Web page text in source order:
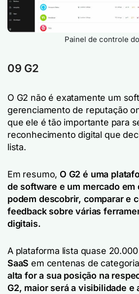
Painel de controle
09 G2
O G2 não é exatamente um
gerenciamento de reputação
que ele é tão importante para
reconhecimento digital que
lista.
Em resumo, O G2 é uma
de software e um mercado em
podem descobrir, comparar e
feedback sobre várias
digitais.
A plataforma lista quase 20.000
SaaS em centenas de
alta for a sua posição na
G2, maior será a visibilidade e